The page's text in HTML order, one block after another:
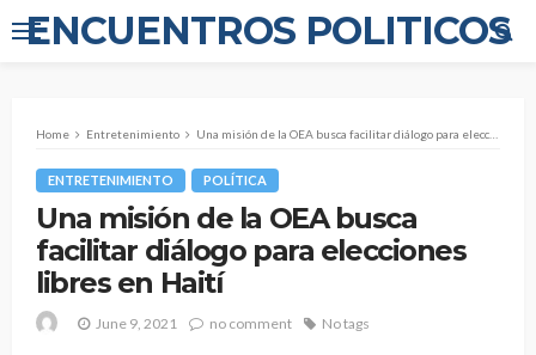
ENCUENTROS POLITICOS
Home Entretenimiento Una misión de la OEA busca facilitar diálogo para elecciones libres en Haití
ENTRETENIMIENTO POLÍTICA
Una misión de la OEA busca
facilitar diálogo para elecciones
libres en Haití
June 9, 2021 no comment No tags